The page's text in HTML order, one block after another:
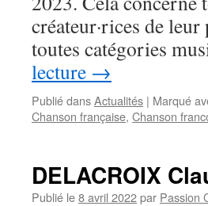
créateur·rices de
toutes catégories
lecture →
Publié dansActualités | Marqué
Chanson française, Chanson
DELACROIX
Publié le8 avril 2022par Passion